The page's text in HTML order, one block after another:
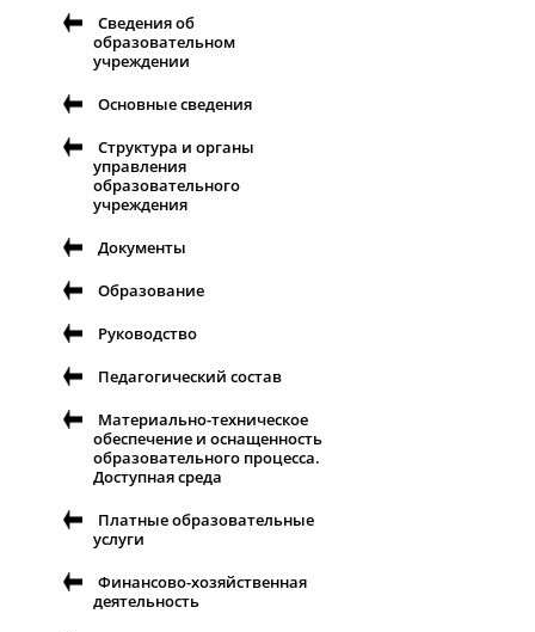
Сведения об
образовательном
учреждении
Основные сведения
Структура и органы
управления
образовательного
учреждения
Документы
Образование
Руководство
Педагогический состав
Материально-техническое
обеспечение и оснащенность
образовательного процесса.
Доступная среда
Платные образовательные
услуги
Финансово-хозяйственная
деятельность